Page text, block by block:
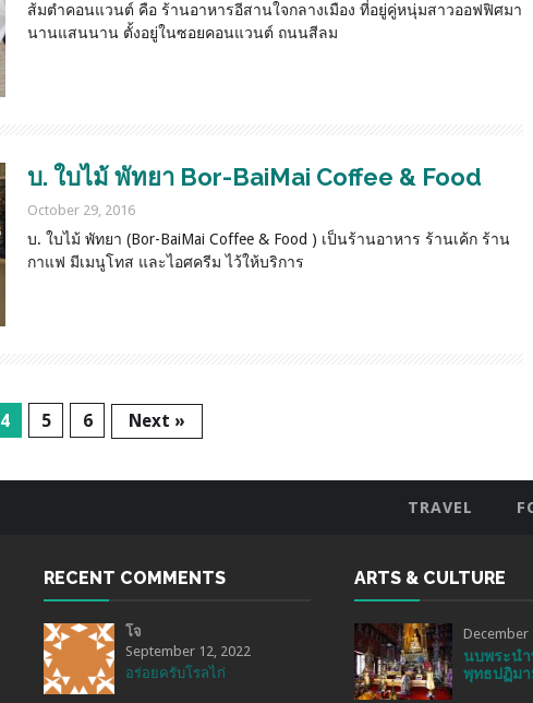
ส้มตำคอนแวนต์ คือ ร้านอาหารอีสานใจกลางเมือง ที่อยู่คู่หนุ่มสาวออฟฟิศมา
นานแสนนาน ตั้งอยู่ในซอยคอนแวนต์ ถนนสีลม
บ. ใบไม้ พัทยา Bor-BaiMai Coffee & Food
October 29, 2016
บ. ใบไม้ พัทยา (Bor-BaiMai Coffee & Food ) เป็นร้านอาหาร ร้านเค้ก ร้าน
กาแฟ มีเมนูโทส และไอศครีม ไว้ให้บริการ
4 5 6 Next »
TRAVEL
RECENT COMMENTS
โจ
September 12, 2022
อร่อยครับโรลไก่
ARTS & CULTURE
December
นบพระน
พุทธปฏิมา